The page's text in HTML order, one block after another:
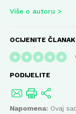
Više o autoru
OCIJENITE ČLANAK
★ ★ ★ ★ ★
PODIJELITE
Napomena: Ovaj